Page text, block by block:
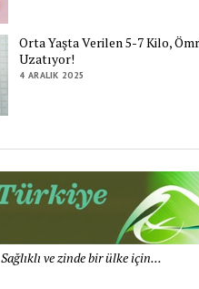
Orta Yaşta Verilen 5-7 Kilo,
Uzatıyor!
4 ARALIK 2025
Sağlıklı ve zinde bir ülke için...